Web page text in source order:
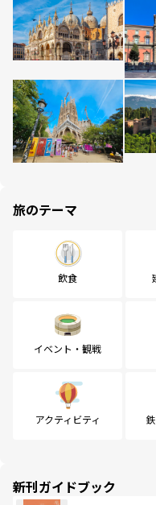
旅のテーマ
飲食
イベント・観戦
アクティビティ
新刊ガイドブック